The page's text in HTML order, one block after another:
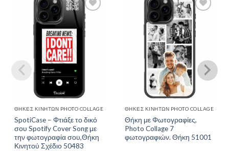
Add to
Wishlist
ΘΉΚΕΣ ΚΙΝΗΤΏΝ PHOTO COLLAGE
SpotiCase – Φτιάξε το δικό
σου Spotify Cover Song με
την φωτογραφία σου,Θήκη
Κινητού Σχέδιο 50483
Add to
Wishlist
ΘΉΚΕΣ ΚΙΝΗΤΏΝ PHOTO COLLAGE
Θήκη με Φωτογραφίες,
Photo Collage 7
φωτογραφιών. Θήκη 51001